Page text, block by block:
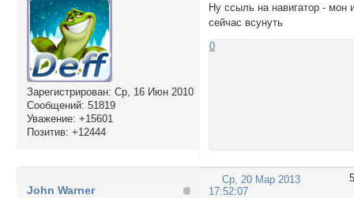
Зарегистрирован: Ср, 16 Июн 2010
Сообщений: 51819
Уважение: +15601
Позитив: +12444
Ну ссыль на навигатор - мон
сейчас всунуть
0
5
Ср, 20 Мар 2013
17:52:07
John Warner